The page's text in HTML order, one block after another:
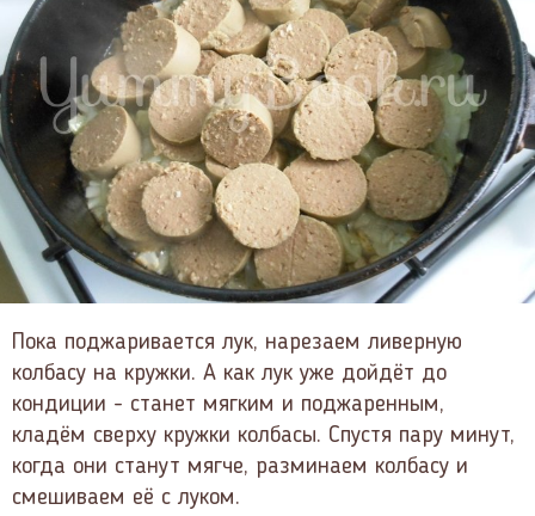
Пока поджаривается лук, нарезаем ливерную
колбасу на кружки. А как лук уже дойдёт до
кондиции - станет мягким и поджаренным,
кладём сверху кружки колбасы. Спустя пару минут,
когда они станут мягче, разминаем колбасу и
смешиваем её с луком.